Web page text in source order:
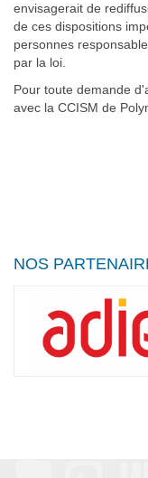
envisagerait de
de ces dispositions
personnes
par la loi.
Pour toute demande
avec la CCISM de
NOS